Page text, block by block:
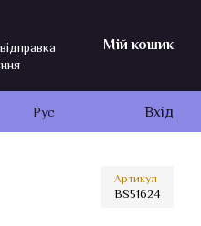
Мій кошик
Рус Вхід
Артикул
BS51624